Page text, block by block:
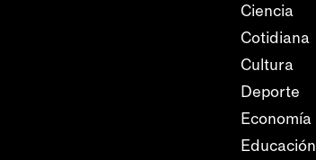
Ciencia
Cotidiana
Cultura
Deporte
Economía
Educación